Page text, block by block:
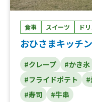
食事 スイーツ ド
おひさまキッチン
#クレープ #かき氷
#フライドポテト
#寿司
#牛串